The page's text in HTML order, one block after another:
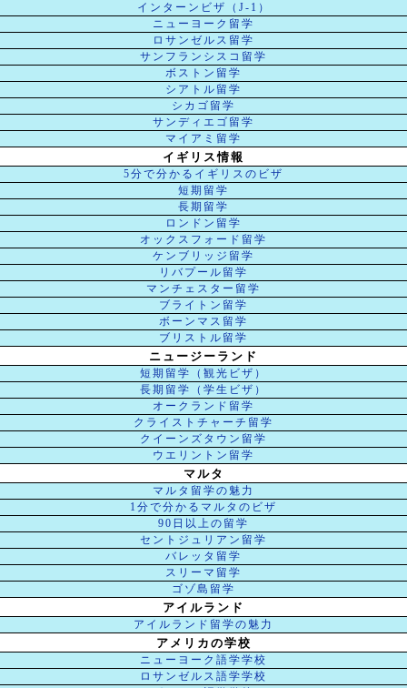
インターンビザ（J-1）
ニューヨーク留学
ロサンゼルス留学
サンフランシスコ留学
ボストン留学
シアトル留学
シカゴ留学
サンディエゴ留学
マイアミ留学
イギリス情報
5分で分かるイギリスのビザ
短期留学
長期留学
ロンドン留学
オックスフォード留学
ケンブリッジ留学
リバプール留学
マンチェスター留学
ブライトン留学
ボーンマス留学
ブリストル留学
ニュージーランド
短期留学（観光ビザ）
長期留学（学生ビザ）
オークランド留学
クライストチャーチ留学
クイーンズタウン留学
ウエリントン留学
マルタ
マルタ留学の魅力
1分で分かるマルタのビザ
90日以上の留学
セントジュリアン留学
バレッタ留学
スリーマ留学
ゴゾ島留学
アイルランド
アイルランド留学の魅力
アメリカの学校
ニューヨーク語学学校
ロサンゼルス語学学校